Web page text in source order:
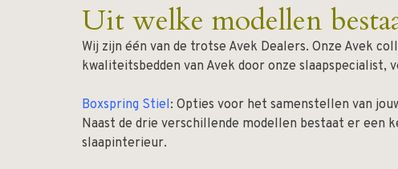
Uit welke modellen
Wij zijn één van de trotse Avek Dealers. Onze Avek
kwaliteitsbedden van Avek door onze
Boxspring Stiel: Opties voor het samenstellen van
Naast de drie verschillende modellen bestaat er een
slaapinterieur.